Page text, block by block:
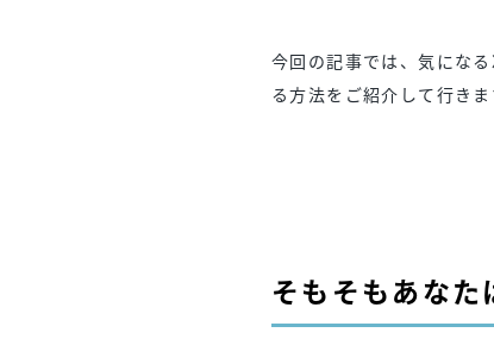
今回の記事では、気にな
る方法をご紹介して行きま
そもそもあなた